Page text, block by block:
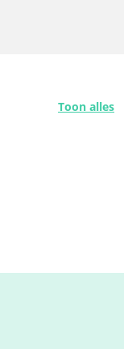
Toon alles